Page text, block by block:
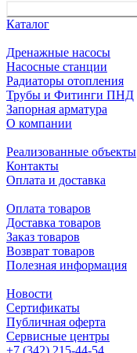
Каталог
Дренажные насосы
Насосные станции
Радиаторы отопления
Трубы и Фитинги ПНД
Запорная арматура
О компании
Реализованные объекты
Контакты
Оплата и доставка
Оплата товаров
Доставка товаров
Заказ товаров
Возврат товаров
Полезная информация
Новости
Сертификаты
Публичная оферта
Сервисные центры
+7 (342) 215-44-54